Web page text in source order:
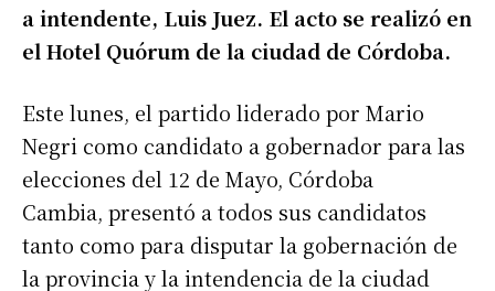
a intendente, Luis Juez. El acto se realizó en
el Hotel Quórum de la ciudad de Córdoba.
Este lunes, el partido liderado por Mario
Negri como candidato a gobernador para las
elecciones del 12 de Mayo, Córdoba
Cambia, presentó a todos sus candidatos
tanto como para disputar la gobernación de
la provincia y la intendencia de la ciudad